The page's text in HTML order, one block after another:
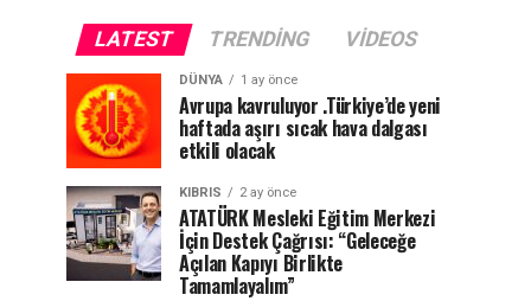
LATEST TRENDING VIDEOS
DÜNYA 1 ay önce
Avrupa kavruluyor .Türkiye’de yeni
haftada aşırı sıcak hava dalgası
etkili olacak
KIBRIS 2 ay önce
ATATÜRK Mesleki Eğitim Merkezi
İçin Destek Çağrısı: “Geleceğe
Açılan Kapıyı Birlikte
Tamamlayalım”